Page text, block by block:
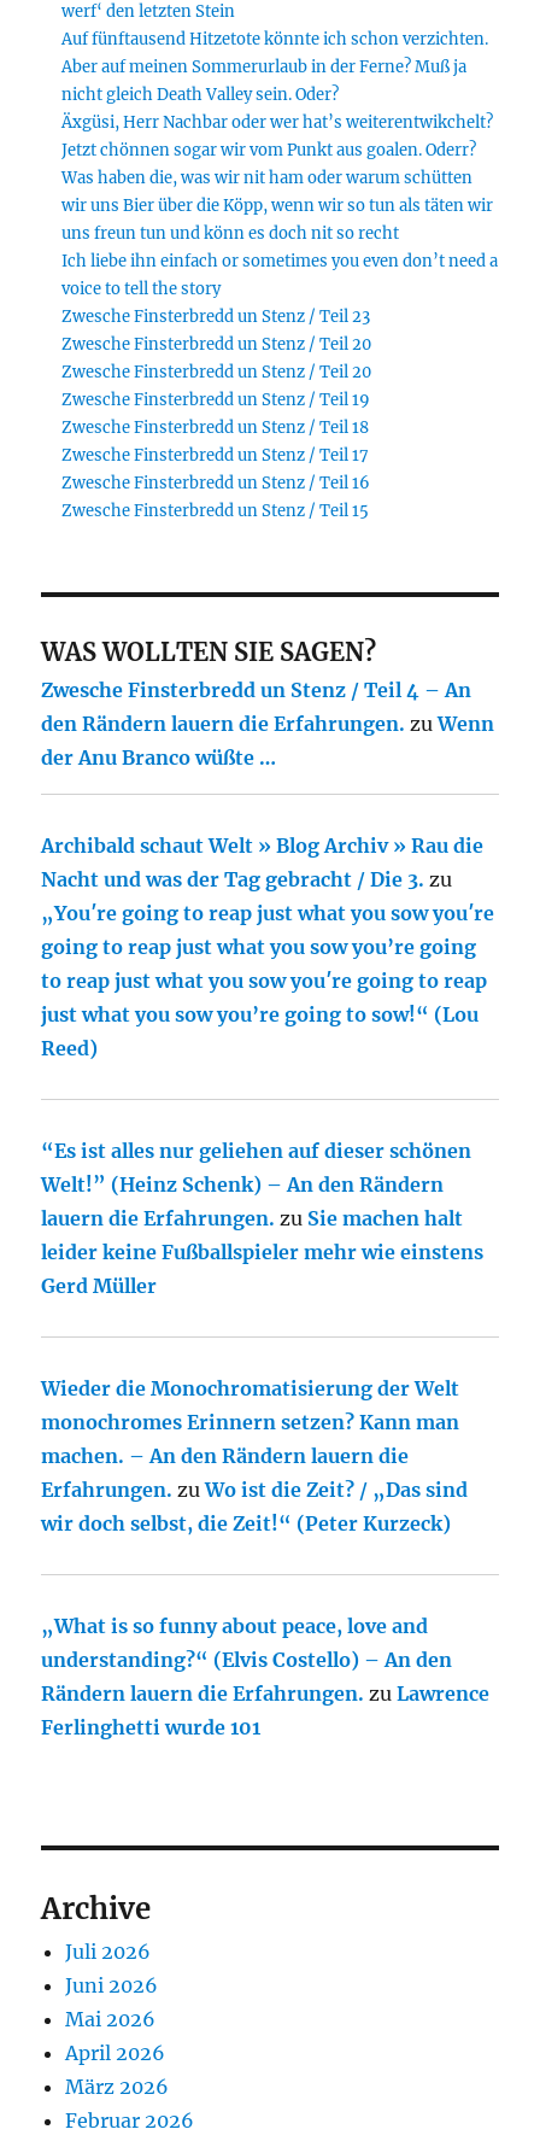
werf‘ den letzten Stein
Auf fünftausend Hitzetote könnte ich schon verzichten.
Aber auf meinen Sommerurlaub in der Ferne? Muß ja
nicht gleich Death Valley sein. Oder?
Äxgüsi, Herr Nachbar oder wer hat’s weiterentwikchelt?
Jetzt chönnen sogar wir vom Punkt aus goalen. Oderr?
Was haben die, was wir nit ham oder warum schütten
wir uns Bier über die Köpp, wenn wir so tun als täten wir
uns freun tun und könn es doch nit so recht
Ich liebe ihn einfach or sometimes you even don’t need a
voice to tell the story
Zwesche Finsterbredd un Stenz / Teil 23
Zwesche Finsterbredd un Stenz / Teil 20
Zwesche Finsterbredd un Stenz / Teil 20
Zwesche Finsterbredd un Stenz / Teil 19
Zwesche Finsterbredd un Stenz / Teil 18
Zwesche Finsterbredd un Stenz / Teil 17
Zwesche Finsterbredd un Stenz / Teil 16
Zwesche Finsterbredd un Stenz / Teil 15
WAS WOLLTEN SIE SAGEN?
Zwesche Finsterbredd un Stenz / Teil 4 – An
den Rändern lauern die Erfahrungen. zuWenn
der Anu Branco wüßte …
Archibald schaut Welt » Blog Archiv » Rau die
Nacht und was der Tag gebracht / Die 3. zu
„You′re going to reap just what you sow you′re
going to reap just what you sow you’re going
to reap just what you sow you′re going to reap
just what you sow you’re going to sow!“ (Lou
Reed)
“Es ist alles nur geliehen auf dieser schönen
Welt!” (Heinz Schenk) – An den Rändern
lauern die Erfahrungen. zu Sie machen halt
leider keine Fußballspieler mehr wie einstens
Gerd Müller
Wieder die Monochromatisierung der Welt
monochromes Erinnern setzen? Kann man
machen. – An den Rändern lauern die
Erfahrungen. zuWo ist die Zeit? / „Das sind
wir doch selbst, die Zeit!“ (Peter Kurzeck)
„What is so funny about peace, love and
understanding?“ (Elvis Costello) – An den
Rändern lauern die Erfahrungen. zuLawrence
Ferlinghetti wurde 101
Archive
Juli 2026
Juni 2026
Mai 2026
April 2026
März 2026
Februar 2026